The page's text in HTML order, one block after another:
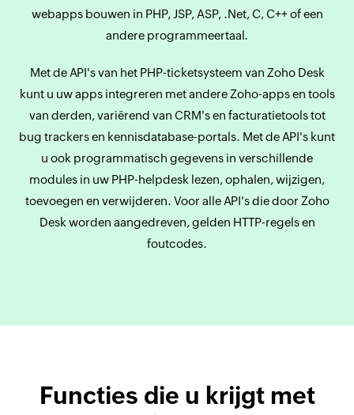
webapps bouwen in PHP, JSP, ASP, .Net, C, C++ of een
andere programmeertaal.
Met de API's van het PHP-ticketsysteem van Zoho Desk
kunt u uw apps integreren met andere Zoho-apps en tools
van derden, variërend van CRM's en facturatietools tot
bug trackers en kennisdatabase-portals. Met de API's kunt
u ook programmatisch gegevens in verschillende
modules in uw PHP-helpdesk lezen, ophalen, wijzigen,
toevoegen en verwijderen. Voor alle API's die door Zoho
Desk worden aangedreven, gelden HTTP-regels en
foutcodes.
Functies die u krijgt met